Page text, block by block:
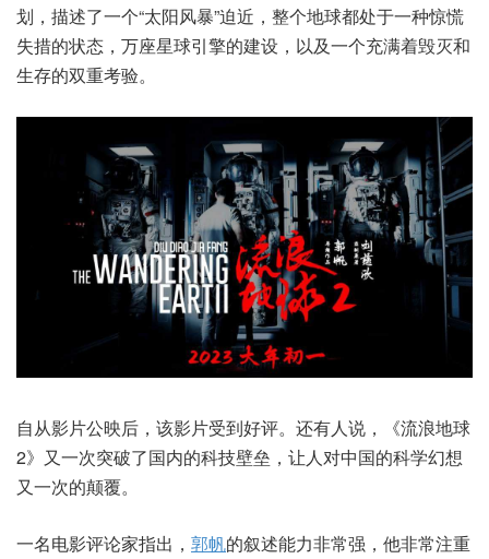
划，描述了一个“太阳风暴”迫近，整个地球都处于一种惊慌
失措的状态，万座星球引擎的建设，以及一个充满着毁灭和
生存的双重考验。
自从影片公映后，该影片受到好评。还有人说，《流浪地球
2》又一次突破了国内的科技壁垒，让人对中国的科学幻想
又一次的颠覆。
一名电影评论家指出， 郭帆的叙述能力非常强，他非常注重